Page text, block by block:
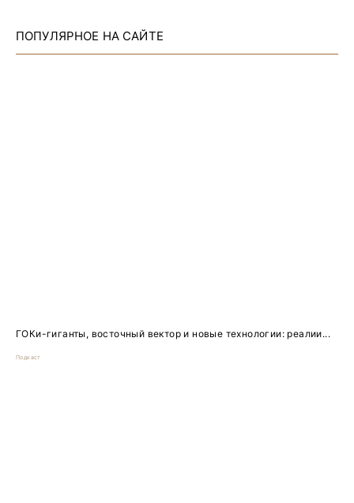
ПОПУЛЯРНОЕ НА САЙТЕ
ГОКи-гиганты, восточный вектор и новые технологии: реалии...
Подкаст